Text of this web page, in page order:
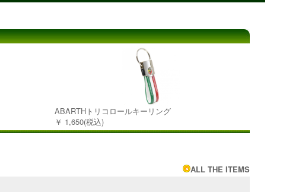
ABARTHトリコロールキーリング
￥ 1,650(税込)
ALL THE ITEMS